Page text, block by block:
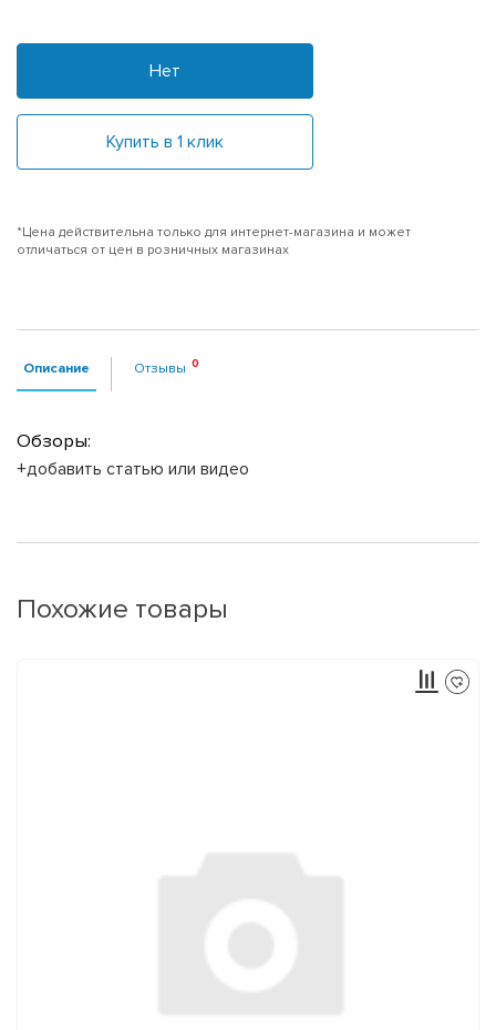
Нет
Купить в 1 клик
*Цена действительна только для интернет-магазина и может
отличаться от цен в розничных магазинах
Описание Отзывы
Обзоры:
+добавить статью или видео
Похожие товары